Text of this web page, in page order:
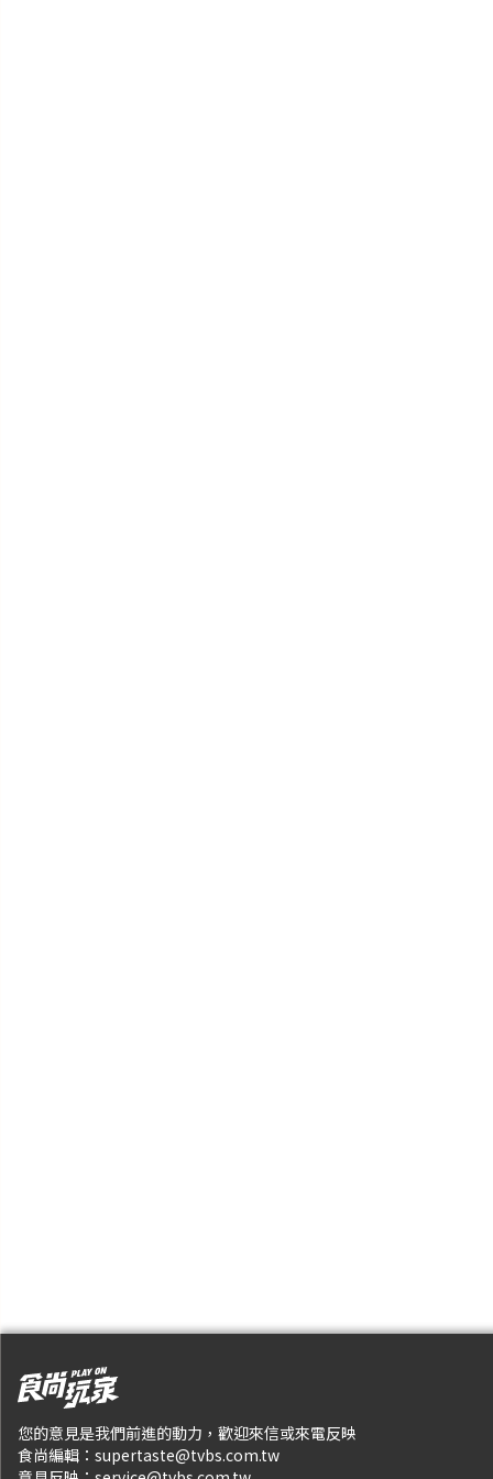
您的意見是我們前進的動力，歡迎來信或來電反映
食尚編輯： supertaste@tvbs.com.tw